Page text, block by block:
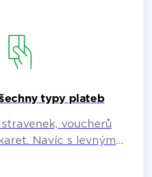
typy plateb
voucherů
Navíc s levným